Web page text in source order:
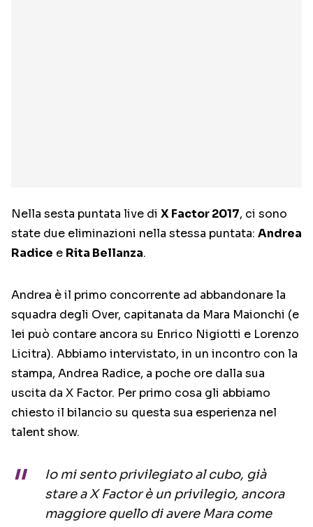
Nella sesta puntata live di X Factor 2017, ci sono
state due eliminazioni nella stessa puntata: Andrea
Radice e Rita Bellanza.
Andrea è il primo concorrente ad abbandonare la
squadra degli Over, capitanata da Mara Maionchi (e
lei può contare ancora su Enrico Nigiotti e Lorenzo
Licitra). Abbiamo intervistato, in un incontro con la
stampa, Andrea Radice, a poche ore dalla sua
uscita da X Factor. Per primo cosa gli abbiamo
chiesto il bilancio su questa sua esperienza nel
talent show.
Io mi sento privilegiato al cubo, già
stare a X Factor è un privilegio, ancora
maggiore quello di avere Mara come